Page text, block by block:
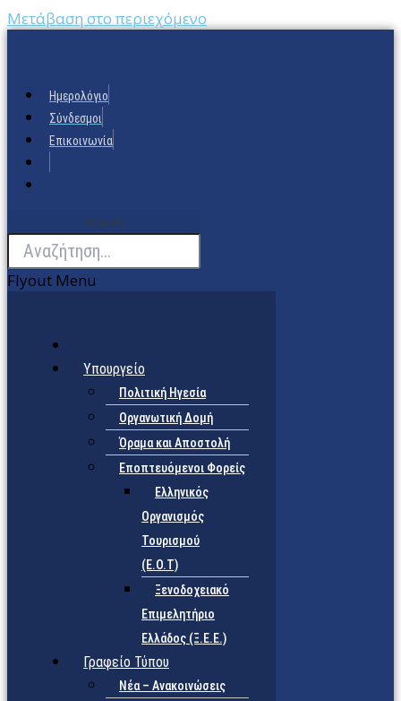
Μετάβαση στο περιεχόμενο
Ημερολόγιο
Σύνδεσμοι
Επικοινωνία
Search
Flyout Menu
Υπουργείο
Πολιτική Ηγεσία
Οργανωτική Δομή
Όραμα και Αποστολή
Εποπτευόμενοι Φορείς
Eλληνικός
Οργανισμός
Τουρισμού
(Ε.Ο.Τ)
Ξενοδοχειακό
Επιμελητήριο
Ελλάδος (Ξ.Ε.Ε.)
Γραφείο Τύπου
Νέα – Ανακοινώσεις